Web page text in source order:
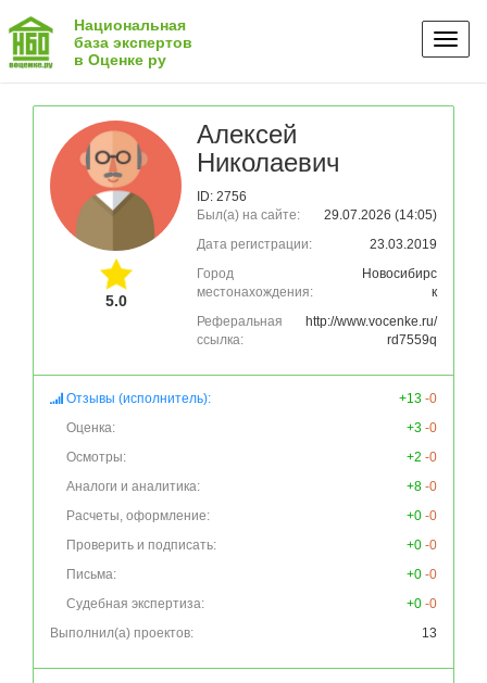
Национальная
база экспертов
в Оценке ру
5.0
Алексей
Hиколаевич
ID: 2756
Был(а) на сайте:
29.07.2026 (14:05)
Дата регистрации:
23.03.2019
Город
местонахождения:
Новосибирс
к
Реферальная
ссылка:
http://www.vocenke.ru/
rd7559q
Отзывы (исполнитель): +13 -0
Оценка:
+3 -0
Осмотры:
+2 -0
Аналоги и аналитика:
+8 -0
Расчеты, оформление:
+0 -0
Проверить и подписать:
+0 -0
Письма:
+0 -0
Судебная экспертиза:
+0 -0
Выполнил(а) проектов:
13